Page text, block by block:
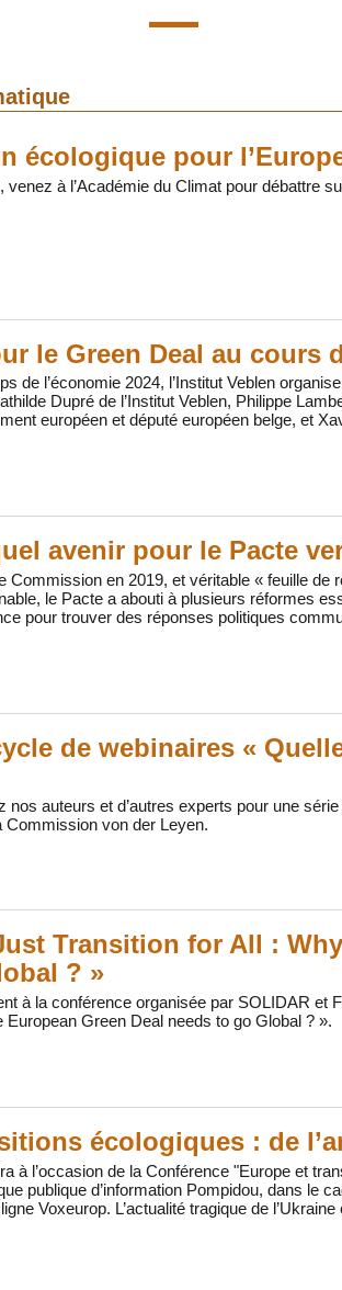
écologique pour
venez à l’Académie du Climat pour débattre
le Green Deal au cours
de l’économie 2024, l’Institut Veblen
Dupré de l’Institut Veblen, Philippe
européen et député européen belge, et
avenir pour le Pacte
Commission en 2019, et véritable « feuille de
le Pacte a abouti à plusieurs réformes
pour trouver des réponses politiques
de webinaires «
auteurs et d’autres experts pour une
Commission von der Leyen.
Transition for All :
? »
à la conférence organisée par SOLIDAR et
European Green Deal needs to go Global ? ».
écologiques : de
à l’occasion de la Conférence "Europe et
publique d’information Pompidou, dans le
Voxeurop. L’actualité tragique de